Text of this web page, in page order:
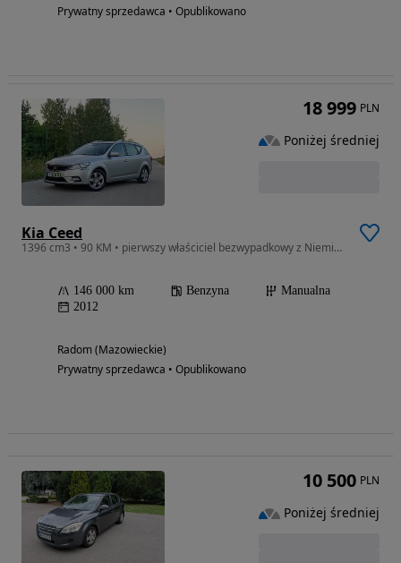
Prywatny sprzedawca • Opublikowano
Kia Ceed
1396 cm3 • 90 KM • pierwszy właściciel bezwypadkowy z Niemiec!!
146 000 km Benzyna
Manualna
2012
Radom (Mazowieckie)
Prywatny sprzedawca • Opublikowano
18 999 PLN
Poniżej średniej
10 500 PLN
Poniżej średniej